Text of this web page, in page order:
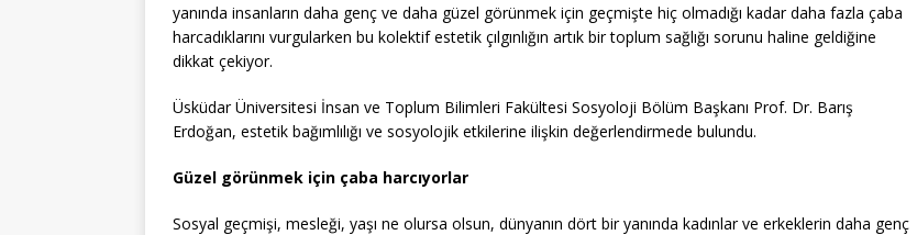
yanında insanların daha genç ve daha güzel görünmek için geçmişte hiç olmadığı kadar daha fazla çaba
harcadıklarını vurgularken bu kolektif estetik çılgınlığın artık bir toplum sağlığı sorunu haline geldiğine
dikkat çekiyor.
Üsküdar Üniversitesi İnsan ve Toplum Bilimleri Fakültesi Sosyoloji Bölüm Başkanı Prof. Dr. Barış
Erdoğan, estetik bağımlılığı ve sosyolojik etkilerine ilişkin değerlendirmede bulundu.
Güzel görünmek için çaba harcıyorlar
Sosyal geçmişi, mesleği, yaşı ne olursa olsun, dünyanın dört bir yanında kadınlar ve erkeklerin daha genç